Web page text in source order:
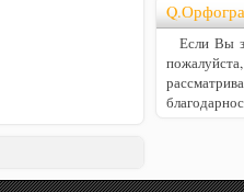
Если Вы